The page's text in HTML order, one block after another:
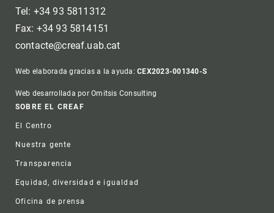
Tel: +34 93 5811312
Fax: +34 93 5814151
contacte@creaf.uab.cat
Web elaborada gracias a la ayuda:CEX2023-001340-S
Web desarrollada por Omitsis Consulting
Footer
SOBRE EL CREAF
El Centro
Nuestra gente
Transparencia
Equidad, diversidad e igualdad
Oficina de prensa